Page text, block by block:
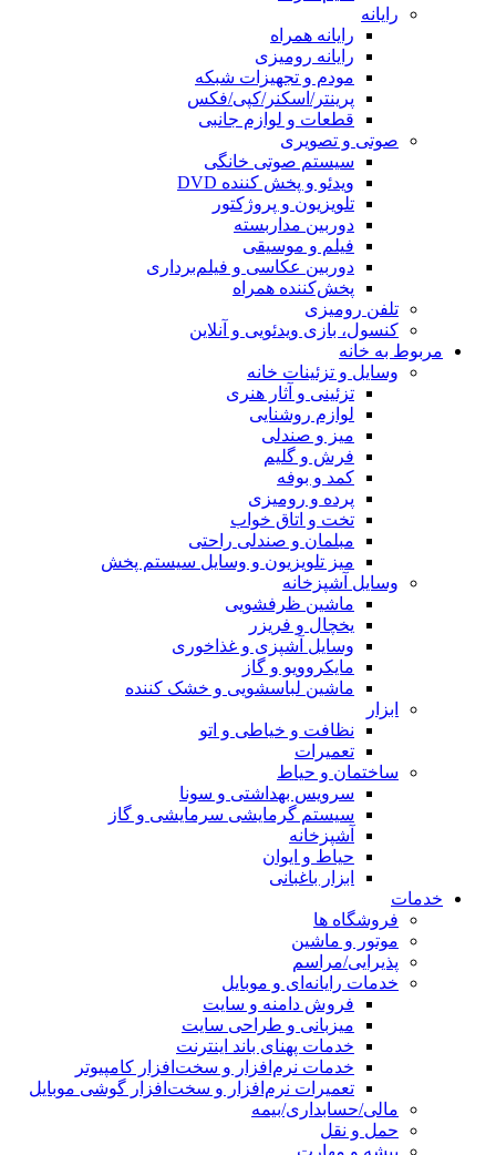
رایانه
رایانه همراه
رایانه رومیزی
مودم و تجهیزات شبکه
پرینتر/اسکنر/کپی/فکس
قطعات و لوازم جانبی
صوتی و تصویری
سیستم صوتی خانگی
ویدئو و پخش کننده DVD
تلویزیون و پروژکتور
دوربین مداربسته
فیلم و موسیقی
دوربین عکاسی و فیلم‌برداری
پخش‌کننده همراه
تلفن رومیزی
کنسول، بازی‌ ویدئویی و آنلاین
مربوط به خانه
وسایل و تزئینات خانه
تزئینی و آثار هنری
لوازم روشنایی
میز و صندلی
فرش و گلیم
کمد و بوفه
پرده و رومیزی
تخت و اتاق خواب
مبلمان و صندلی راحتی
میز تلویزیون و وسایل سیستم پخش
وسایل آشپزخانه
ماشین ظرفشویی
یخچال و فریزر
وسایل آشپزی و غذاخوری
مایکروویو و گاز
ماشین لباسشویی و خشک کننده
ابزار
نظافت و خیاطی و اتو
تعمیرات
ساختمان و حیاط
سرویس بهداشتی و سونا
سیستم گرمایشی سرمایشی و گاز
آشپزخانه
حیاط و ایوان
ابزار باغبانی
خدمات
فروشگاه ها
موتور و ماشین
پذیرایی/مراسم
خدمات رایانه‌ای و موبایل
فروش دامنه و سایت
میزبانی و طراحی سایت
خدمات پهنای باند اینترنت
خدمات نرم‌افزار و سخت‌افزار کامپیوتر
تعمیرات نرم‌افزار و سخت‌افزار گوشی موبایل
مالی/حسابداری/بیمه
حمل و نقل